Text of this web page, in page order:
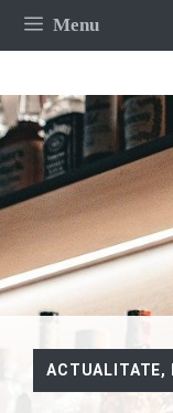
Sari
Menu
ACTUALITATE,